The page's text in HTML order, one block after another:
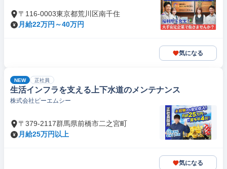
〒116-0003東京都荒川区南千住
月給22万円～40万円
気になる
NEW 正社員
生活インフラを支える上下水道のメンテナンス
株式会社ピーエムシー
〒379-2117群馬県前橋市二之宮町
月給25万円以上
気になる